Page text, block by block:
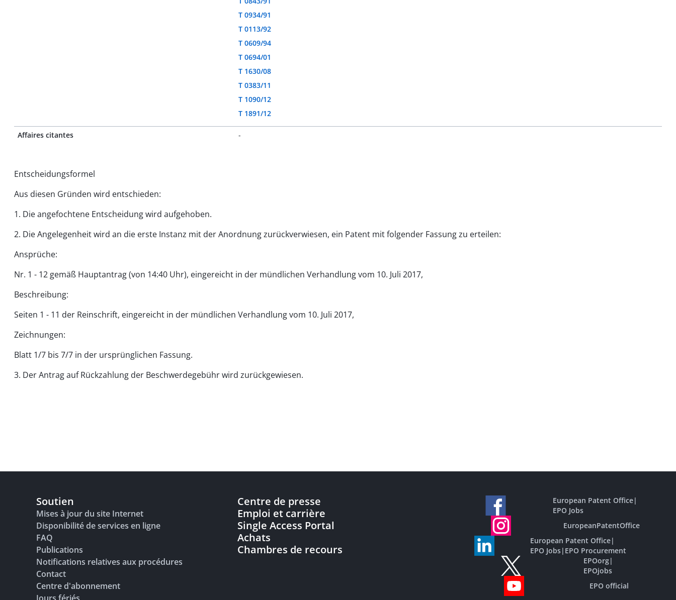
T 0934/91
T 0113/92
T 0609/94
T 0694/01
T 1630/08
T 0383/11
T 1090/12
T 1891/12
Affaires citantes -
Entscheidungsformel
Aus diesen Gründen wird entschieden:
1. Die angefochtene Entscheidung wird aufgehoben.
2. Die Angelegenheit wird an die erste Instanz mit der Anordnung zurückverwiesen, ein Patent mit folgender Fassung zu erteilen:
Ansprüche:
Nr. 1 - 12 gemäß Hauptantrag (von 14:40 Uhr), eingereicht in der mündlichen Verhandlung vom 10. Juli 2017,
Beschreibung:
Seiten 1 - 11 der Reinschrift, eingereicht in der mündlichen Verhandlung vom 10. Juli 2017,
Zeichnungen:
Blatt 1/7 bis 7/7 in der ursprünglichen Fassung.
3. Der Antrag auf Rückzahlung der Beschwerdegebühr wird zurückgewiesen.
Soutien
Mises à jour du site Internet
Disponibilité de services en ligne
FAQ
Publications
Notifications relatives aux procédures
Contact
Centre d'abonnement
Centre de presse
Emploi et carrière
Single Access Portal
Achats
Chambres de recours
European Patent Office|
EPO Jobs
EuropeanPatentOffice
European Patent Office|
EPO Jobs| EPO Procurement
EPOorg|
EPOjobs
EPO official